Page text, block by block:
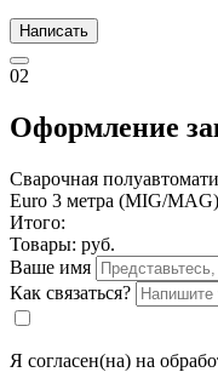
Написать
02
Оформление
Сварочная
Euro 3 метра (MIG/MAG)
Итого:
Товары: руб.
Ваше имя
Как связаться?
Я согласен(на) на